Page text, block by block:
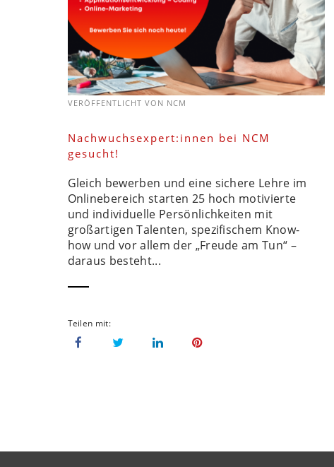
VERÖFFENTLICHT VON NCM
Nachwuchsexpert:innen bei NCM
gesucht!
Gleich bewerben und eine sichere Lehre im
Onlinebereich starten 25 hoch motivierte
und individuelle Persönlichkeiten mit
großartigen Talenten, spezifischem Know-
how und vor allem der „Freude am Tun“ –
daraus besteht...